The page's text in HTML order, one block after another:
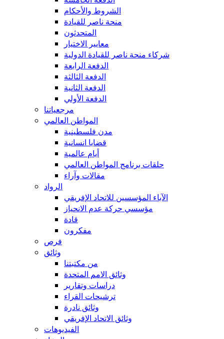
الشروط والأحكام
منحة ناصر للقيادة
المتحدثون
معايير الاختيار
شركاء منحة ناصر للقيادة الدولية
الدفعة الرابعة
الدفعة الثالثة
الدفعة الثانية
الدفعة الأولي
مرجعياتنا
المواطن العالمي
مدن فلسطينية
قضايا انسانية
أيام عالمية
حلقات برنامج المواطن العالمي
مقالات وآراء
الرواد
الآباء المؤسسين للاتحاد الإفريقي
مؤسسي حركة عدم الانحياز
قادة
مفكرون
فرص
وثائق
من مكتبتنا
وثائق الامم المتحدة
دراسات وتقارير
ترشيحات القراء
وثائق نادرة
وثائق الاتحاد الإفريقي
الفيديوهات